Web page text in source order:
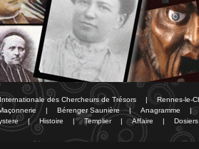
des Chercheurs de Trésors | Rennes-le-
| Bérenger Saunière | Anagramme |
| Histoire | Templier | Affaire |